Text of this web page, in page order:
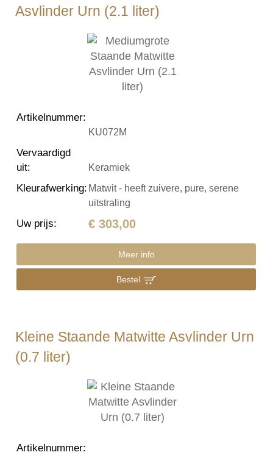
Asvlinder Urn (2.1 liter)
Artikelnummer:
KU072M
Vervaardigd
uit: Keramiek
Kleurafwerking: Matwit - heeft zuivere, pure, serene
uitstraling
Uw prijs: € 303,00
Meer info
Bestel
Kleine Staande Matwitte Asvlinder Urn
(0.7 liter)
Artikelnummer: